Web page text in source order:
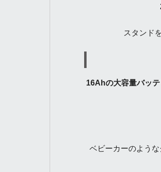
スタンド
16Ahの大容量バッ
ベビーカーのような